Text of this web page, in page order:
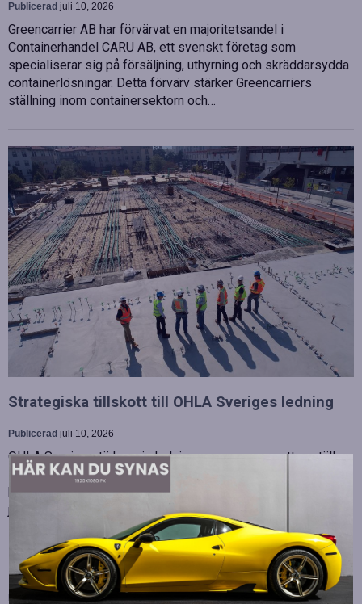
Publicerad juli 10, 2026
Greencarrier AB har förvärvat en majoritetsandel i
Containerhandel CARU AB, ett svenskt företag som
specialiserar sig på försäljning, uthyrning och skräddarsydda
containerlösningar. Detta förvärv stärker Greencarriers
ställning inom containersektorn och…
Strategiska tillskott till OHLA Sveriges ledning
Publicerad juli 10, 2026
OHLA Sverige stärker sin ledningsgrupp genom att anställa
Malin Bergman som HR-chef och María Vazquez som
biträdande ekonomichef. Båda började sina nya tjänster den 1
juni 2026 och kommer att…
Betydelsen av snabb internetanslutning för e-
sport
Publicerad juli 10, 2026